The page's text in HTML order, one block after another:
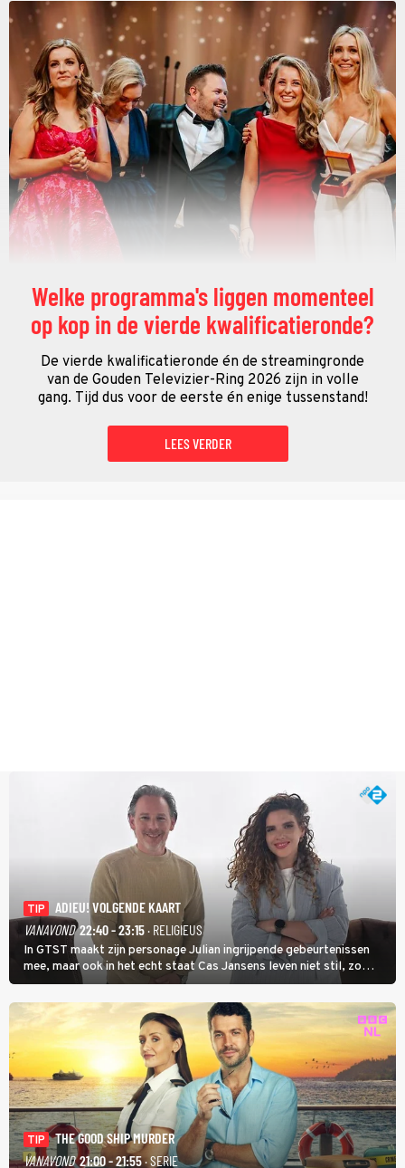
Welke programma's liggen momenteel
op kop in de vierde kwalificatieronde?
De vierde kwalificatieronde én de streamingronde
van de Gouden Televizier-Ring 2026 zijn in volle
gang. Tijd dus voor de eerste én enige tussenstand!
LEES VERDER
TIP
ADIEU! VOLGENDE KAART
VANAVOND 22:40 - 23:15· RELIGIEUS
In GTST maakt zijn personage Julian ingrijpende gebeurtenissen
mee, maar ook in het echt staat Cas Jansens leven niet stil, zo
vertelt hij in Adieu! Volgende Kaart.
TIP
THE GOOD SHIP MURDER
VANAVOND 21:00 - 21:55· SERIE